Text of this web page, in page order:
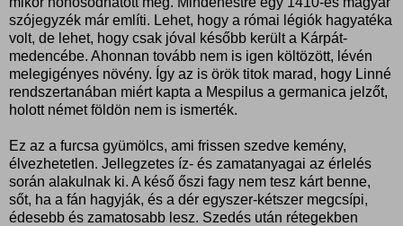
szójegyzék már említi. Lehet, hogy a római légiók hagyatéka
volt, de lehet, hogy csak jóval később került a Kárpát-
medencébe. Ahonnan tovább nem is igen költözött, lévén
melegigényes növény. Így az is örök titok marad, hogy Linné
rendszertanában miért kapta a Mespilus a germanica jelzőt,
holott német földön nem is ismerték.
Ez az a furcsa gyümölcs, ami frissen szedve kemény,
élvezhetetlen. Jellegzetes íz- és zamatanyagai az érlelés
során alakulnak ki. A késő őszi fagy nem tesz kárt benne,
sőt, ha a fán hagyják, és a dér egyszer-kétszer megcsípi,
édesebb és zamatosabb lesz. Szedés után rétegekben